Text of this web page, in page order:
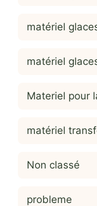
matériel
matériel
Materiel pour
matériel
Non classé
probleme